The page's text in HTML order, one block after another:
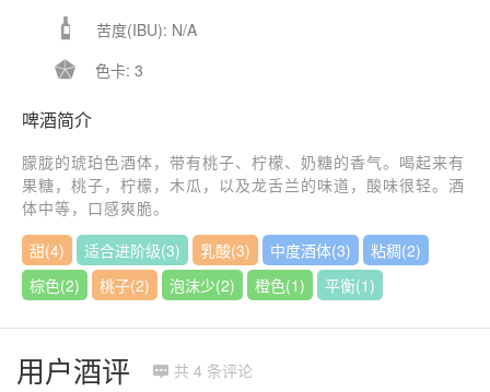
 苦度(IBU): N/A
 色卡: 3
啤酒简介
朦胧的琥珀色酒体，带有桃子、柠檬、奶糖的香气。喝起来有
果糖，桃子，柠檬，木瓜，以及龙舌兰的味道，酸味很轻。酒
体中等，口感爽脆。
甜(4)
适合进阶级(3) 乳酸(3) 中度酒体(3)
粘稠(2)
棕色(2)
桃子(2) 泡沫少(2) 橙色(1) 平衡(1)
用户酒评  共 4 条评论